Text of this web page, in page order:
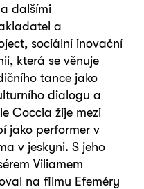
dalšími
a
sociální inovační
která se věnuje
tance jako
dialogu a
Coccia žije mezi
jako performer v
v jeskyni. S jeho
Viliamem
na filmu Efeméry